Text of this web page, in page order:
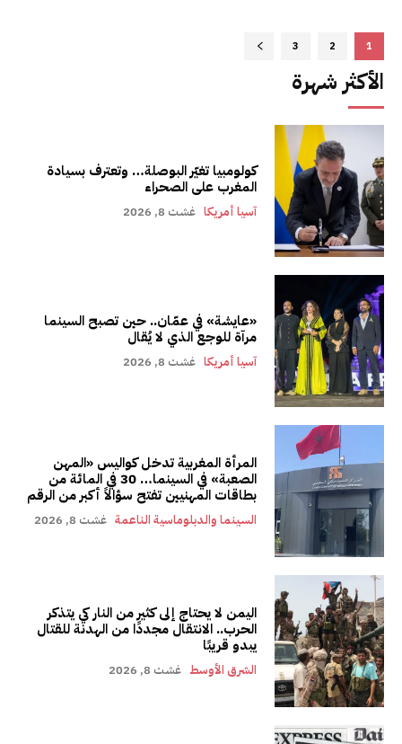
1
2
3
الأكثر شهرة
كولومبيا تغيّر البوصلة… وتعترف بسيادة
المغرب على الصحراء
آسيا أمريكا غشت 8, 2026
«عايشة» في عمّان.. حين تصبح السينما
مرآة للوجع الذي لا يُقال
آسيا أمريكا غشت 8, 2026
المرأة المغربية تدخل كواليس «المهن
الصعبة» في السينما… 30 في المائة من
بطاقات المهنيين تفتح سؤالاً أكبر من الرقم
السينما والدبلوماسية الناعمة غشت 8, 2026
اليمن لا يحتاج إلى كثير من النار كي يتذكر
الحرب.. الانتقال مجددًا من الهدنة للقتال
يبدو قريبًا
الشرق الأوسط غشت 8, 2026